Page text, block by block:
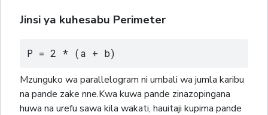
Jinsi ya kuhesabu Perimeter
P = 2 * (a + b)
Mzunguko wa parallelogram ni umbali wa jumla karibu
na pande zake nne.Kwa kuwa pande zinazopingana
huwa na urefu sawa kila wakati, hauitaji kupima pande